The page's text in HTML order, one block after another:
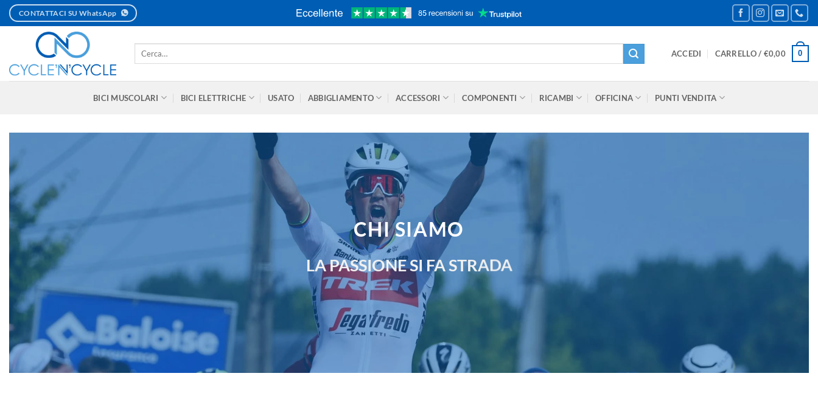
Salta
contenuti
CONTATTACI SU WhatsApp
Cerca:
ACCEDI CARRELLO / €0,00 0
BICI MUSCOLARI BICI ELETTRICHE USATO ABBIGLIAMENTO ACCESSORI COMPONENTI RICAMBI OFFICINA PUNTI VENDITA
CHI SIAMO
LA PASSIONE SI FA STRADA